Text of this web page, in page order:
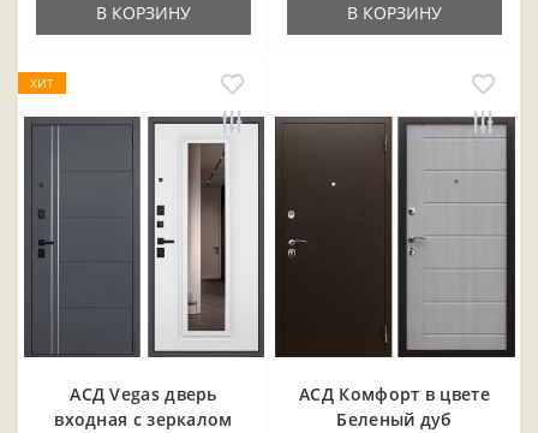
В КОРЗИНУ В КОРЗИНУ
ХИТ
АСД Vegas дверь
входная с зеркалом
АСД Комфорт в цвете
Беленый дуб